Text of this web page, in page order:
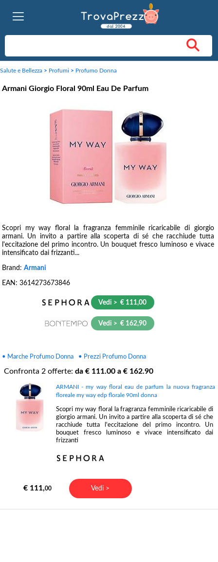
Salute e Bellezza > Profumi > Profumo Donna
Armani Giorgio Floral 90ml Eau De Parfum
Scopri my way floral la fragranza femminile ricaricabile di giorgio
armani. Un invito a partire alla scoperta di sé che racchiude tutta
l'eccitazione del primo incontro. Un bouquet fresco luminoso e vivace
intensificato dai frizzanti...
Brand: Armani
EAN: 3614273673846
Vedi > € 111,00
Vedi > € 162,90
• Marche Profumo Donna • Prezzi Profumo Donna
Confronta 2 offerte: da € 111.00 a € 162.90
ARMANI - my way floral eau de parfum la nuova fragranza
floreale my way edp florale 90ml donna
Scopri my way floral la fragranza femminile ricaricabile di
giorgio armani. Un invito a partire alla scoperta di sé che
racchiude tutta l'eccitazione del primo incontro. Un
bouquet fresco luminoso e vivace intensificato dai
frizzanti
€ 111,00 Vedi >